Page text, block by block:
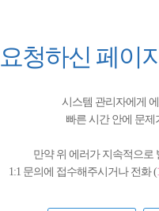
요청하신 페이
시스템 관리자에게
빠른 시간 안에 문
만약 위 에러가 지속적으로
1:1 문의에 접수해주시거나 전화 (